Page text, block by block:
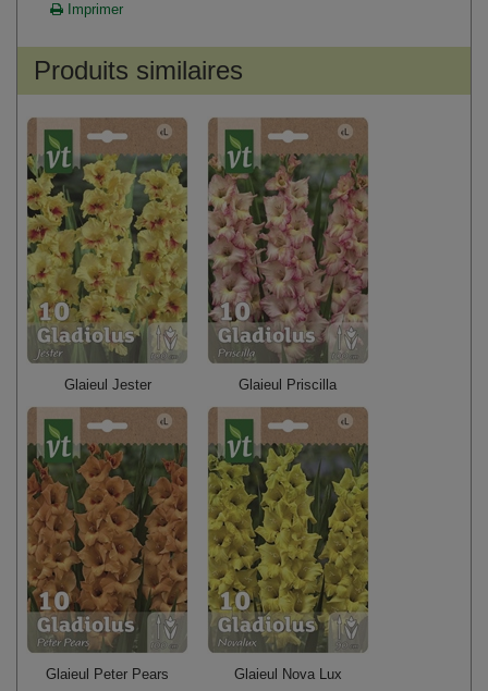
Imprimer
Produits similaires
Glaieul Jester Glaieul Priscilla
Glaieul Peter Pears Glaieul Nova Lux